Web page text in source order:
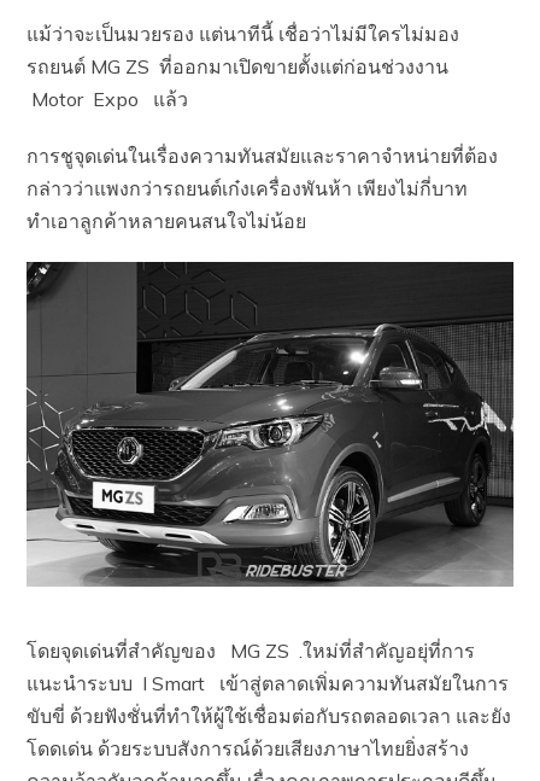
แม้ว่าจะเป็นมวยรอง แต่นาทีนี้ เชื่อว่าไม่มีใครไม่มอง
รถยนต์ MG ZS ที่ออกมาเปิดขายตั้งแต่ก่อนช่วงงาน
Motor Expo แล้ว
การชูจุดเด่นในเรื่องความทันสมัยและราคาจำหน่ายที่ต้อง
กล่าวว่าแพงกว่ารถยนต์เก๋งเครื่องพันห้า เพียงไม่กี่บาท
ทำเอาลูกค้าหลายคนสนใจไม่น้อย
โดยจุดเด่นที่สำคัญของ MG ZS .ใหม่ที่สำคัญอยุ่ที่การ
แนะนำระบบ I Smart เข้าสู่ตลาดเพิ่มความทันสมัยในการ
ขับขี่ ด้วยฟังชั่นที่ทำให้ผู้ใช้เชื่อมต่อกับรถตลอดเวลา และยัง
โดดเด่น ด้วยระบบสังการณ์ด้วยเสียงภาษาไทยยิ่งสร้าง